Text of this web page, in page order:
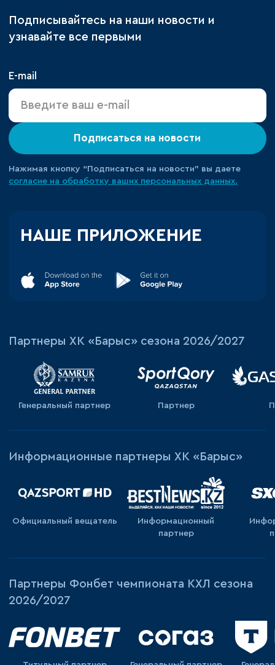
Подписывайтесь на наши новости и
узнавайте все первыми
E-mail
Подписаться на новости
Нажимая кнопку “Подписаться на новости” вы даете
согласие на обработку ваших персональных данных.
НАШЕ ПРИЛОЖЕНИЕ
Партнеры ХК «Барыс» сезона 2026/2027
Генеральный партнер Партнер
Информационные партнеры ХК «Барыс»
Официальный вещатель
Информационный
партнер
Партнеры Фонбет чемпионата КХЛ сезона
2026/2027